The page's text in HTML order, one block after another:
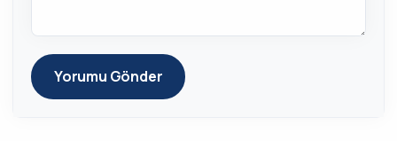
Yorumu Gönder